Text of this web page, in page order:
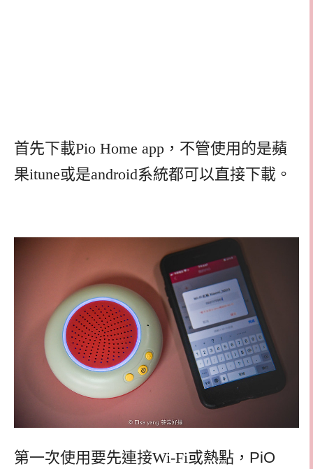
首先下載Pio Home app，不管使用的是蘋
果itune或是android系統都可以直接下載。
第一次使用要先連接Wi-Fi或熱點， PiO